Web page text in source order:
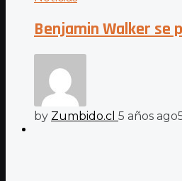
Benjamin Walker se
by Zumbido.cl 5 años ago